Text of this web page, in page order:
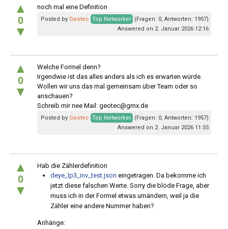
▲
0
▼
noch mal eine Definition
Posted by Geotec Top Networker (Fragen: 0, Antworten: 1957)
Answered on 2. Januar 2026 12:16
▲
0
▼
Welche Formel denn?
Irgendwie ist das alles anders als ich es erwarten würde.
Wollen wir uns das mal gemeinsam über Team oder so
anschauen?
Schreib mir nee Mail: geotec@gmx.de
Posted by Geotec Top Networker (Fragen: 0, Antworten: 1957)
Answered on 2. Januar 2026 11:55
▲
0
▼
Hab die Zählerdefinition
deye_lp3_inv_test.json eingetragen. Da bekomme ich
jetzt diese falschen Werte. Sorry die blöde Frage, aber
muss ich in der Formel etwas umändern, weil ja die
Zähler eine andere Nummer haben?
Anhänge: